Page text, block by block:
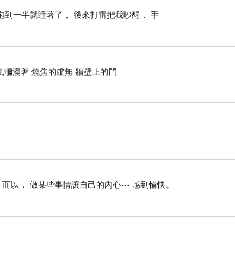
一半就睡著了， 後來打雷把我吵醒， 手
瀰漫著 燒焦的虛無 牆壁上的門
以， 做某些事情讓自己的內心--- 感到愉快。